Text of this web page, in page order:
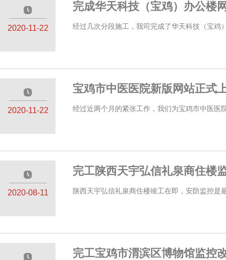
—————
2020-11-22
完成华天科技（宝鸡）办公楼
经过几次分段施工，我司完成了华天科技（宝鸡
—————
2020-11-22
宝鸡市中医医院新版网站正式
经过近两个月的紧张工作，我们为宝鸡市中医医
—————
2020-08-11
完工陕西天宇弘信礼泉商住楼
陕西天宇弘信礼泉商住楼竣工在即，安防监控
完工宝鸡市渭滨区博物馆监控